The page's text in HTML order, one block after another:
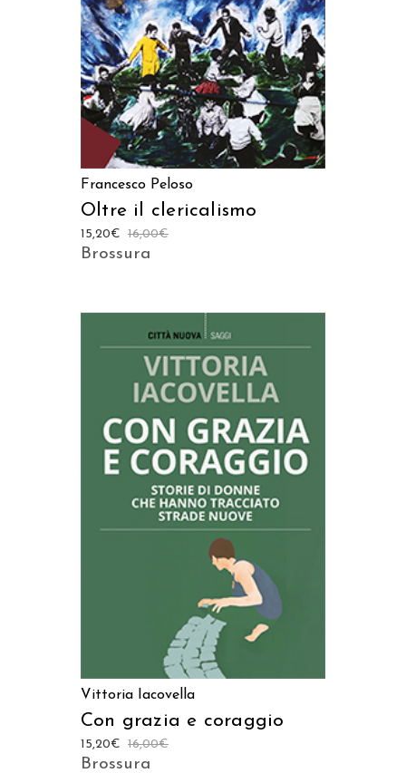
Francesco Peloso
Oltre il clericalismo
16,00€
15,20€
Brossura
AGGIUNGI AL CARRELLO
Vittoria Iacovella
Con grazia e coraggio
16,00€
15,20€
Brossura